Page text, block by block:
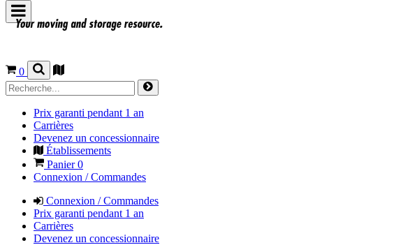
0
Prix garanti pendant 1 an
Carrières
Devenez un concessionnaire
Établissements
Panier0
Connexion / Commandes
Connexion / Commandes
Prix garanti pendant 1 an
Carrières
Devenez un concessionnaire